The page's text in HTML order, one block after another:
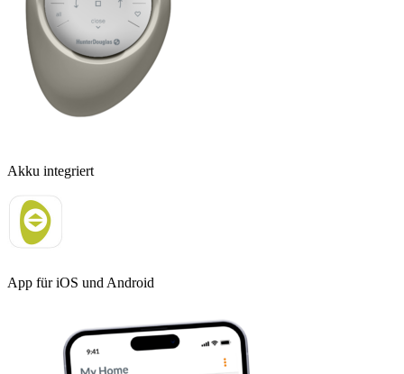
Akku integriert
App für iOS und Android